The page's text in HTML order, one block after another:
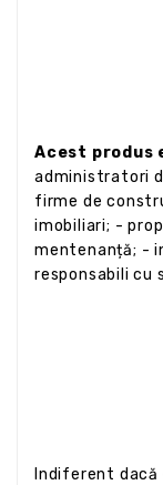
Acest produs
administratori
firme de
imobiliari; -
mentenanță; -
responsabili cu
Indiferent dacă